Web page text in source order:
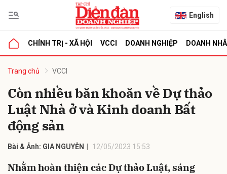
English
CHÍNH TRỊ - XÃ HỘI VCCI DOANH NGHIỆP DOANH
Trang chủ VCCI
Còn nhiều băn khoăn về Dự thảo
Luật Nhà ở và Kinh doanh Bất
động sản
Bài & Ảnh: GIA NGUYỄN 12/05/2023 15:53
Nhằm hoàn thiện các Dự thảo Luật, sáng
luận
Hủy